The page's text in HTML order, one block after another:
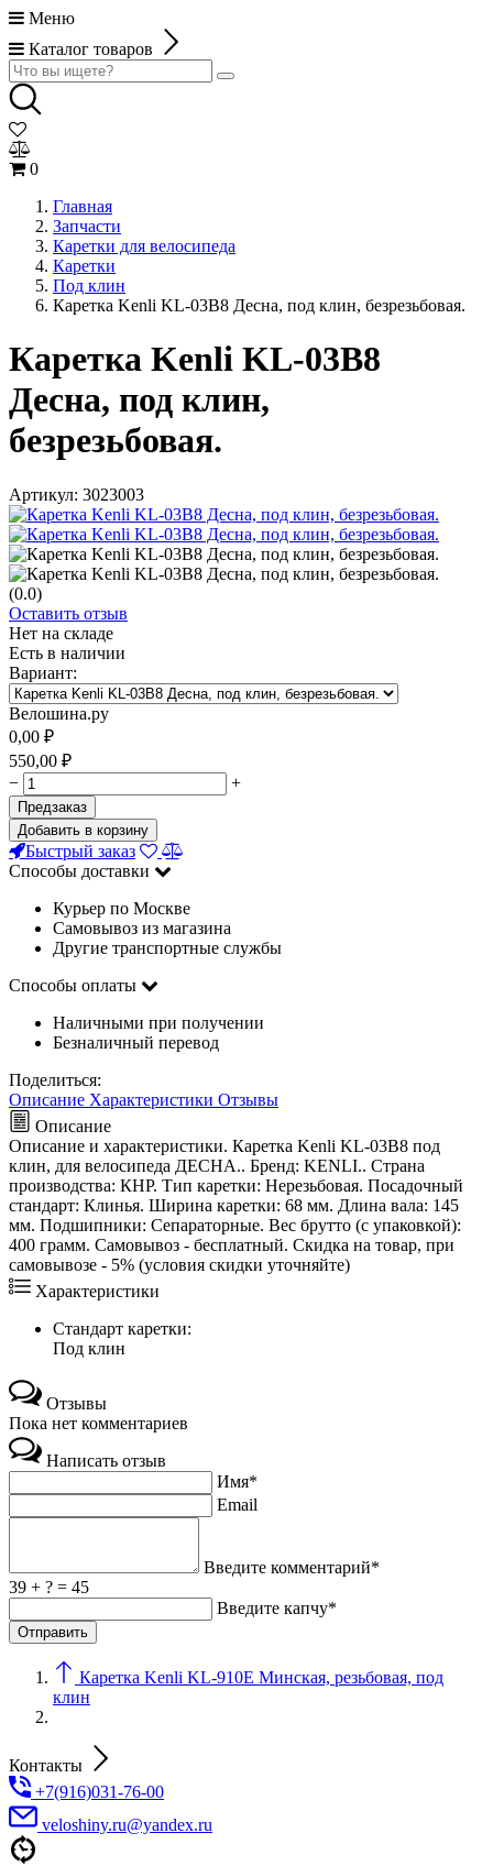
Меню
Каталог товаров
0
Главная
Запчасти
Каретки для велосипеда
Каретки
Под клин
Каретка Kenli KL-03B8 Десна, под клин, безрезьбовая.
Каретка Kenli KL-03B8
Десна, под клин,
безрезьбовая.
Артикул: 3023003
(0.0)
Оставить отзыв
Нет на складе
Есть в наличии
Вариант:
Велошина.ру
0,00 ₽
550,00 ₽
−
+
Предзаказ
Добавить в корзину
Быстрый заказ
Способы доставки
Курьер по Москве
Самовывоз из магазина
Другие транспортные службы
Способы оплаты
Наличными при получении
Безналичный перевод
Поделиться:
Описание Характеристики Отзывы
Описание
Описание и характеристики. Каретка Kenli KL-03B8 под
клин, для велосипеда ДЕСНА.. Бренд: KENLI.. Страна
производства: КНР. Тип каретки: Нерезьбовая. Посадочный
стандарт: Клинья. Ширина каретки: 68 мм. Длина вала: 145
мм. Подшипники: Сепараторные. Вес брутто (с упаковкой):
400 грамм. Самовывоз - бесплатный. Скидка на товар, при
самовывозе - 5% (условия скидки уточняйте)
Характеристики
Стандарт каретки:
Под клин
Отзывы
Пока нет комментариев
Написать отзыв
Имя*
Email
Введите комментарий*
39 + ? = 45
Введите капчу*
Каретка Kenli KL-910Е Минская, резьбовая, под
клин
Контакты
+7(916)031-76-00
veloshiny.ru@yandex.ru